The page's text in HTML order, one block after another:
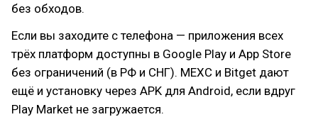
без обходов.
Если вы заходите с телефона — приложения всех
трёх платформ доступны в Google Play и App Store
без ограничений (в РФ и СНГ). MEXC и Bitget дают
ещё и установку через APK для Android, если вдруг
Play Market не загружается.